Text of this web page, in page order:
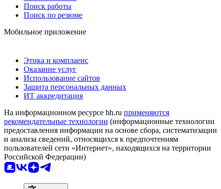
Поиск работы
Поиск по резюме
Мобильное приложение
Этика и комплаенс
Оказание услуг
Использование сайтов
Защита персональных данных
ИТ аккредитация
На информационном ресурсе hh.ru применяются
рекомендательные технологии (информационные технологии
предоставления информации на основе сбора, систематизации
и анализа сведений, относящихся к предпочтениям
пользователей сети «Интернет», находящихся на территории
Российской Федерации)